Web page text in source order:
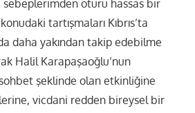
ötürü hassas bir
tartışmaları Kıbrıs’ta
daha yakından takip edebilme
Halil Karapaşaoğlu’nun
sohbet şeklinde olan etkinliğine
vicdani redden bireysel bir